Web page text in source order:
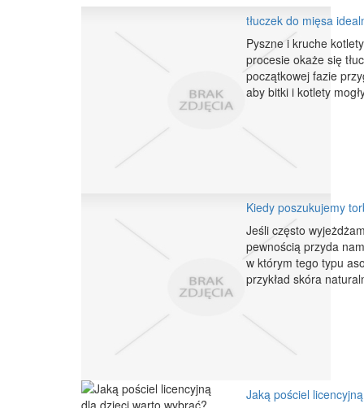
tłuczek do mięsa
Pyszne i kruche
procesie okaże się
początkowej fazie
aby bitki i kotlety
Kiedy poszukujemy
Jeśli często
pewnością przyda
w którym tego typu
przykład skóra
Jaką pościel